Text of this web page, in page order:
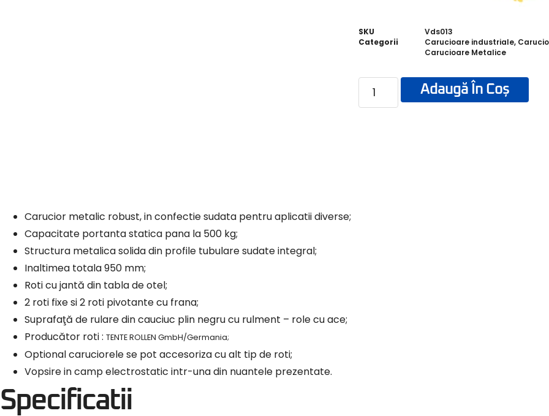
SKU
Vds013
Categorii
Carucioare industriale,
Carucioare Metalice
Adaugă În Coș
Carucior metalic robust, in confectie sudata pentru aplicatii diverse;
Capacitate portanta statica pana la 500 kg;
Structura metalica solida din profile tubulare sudate integral;
Inaltimea totala 950 mm;
Roti cu jantă din tabla de otel;
2 roti fixe si 2 roti pivotante cu frana;
Suprafaţă de rulare din cauciuc plin negru cu rulment – role cu ace;
Producător roti : TENTE ROLLEN GmbH/Germania;
Optional caruciorele se pot accesoriza cu alt tip de roti;
Vopsire in camp electrostatic intr-una din nuantele prezentate.
Specificatii